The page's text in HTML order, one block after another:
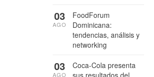
FoodForum
Dominicana:
tendencias, análisis y
networking
03
AGO
Coca-Cola presenta
sus resultados del
03
AGO